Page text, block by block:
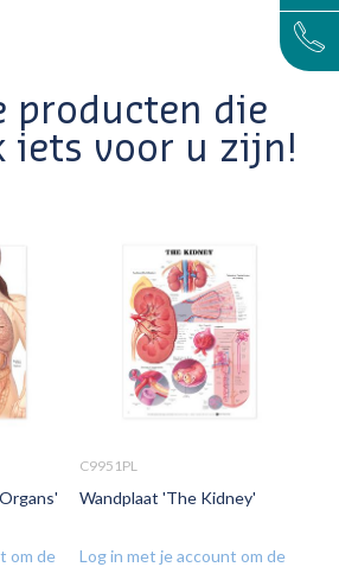
producten die
iets voor u zijn!
om de
C9951PL
Wandplaat 'The Kidney'
Log in met je account om de